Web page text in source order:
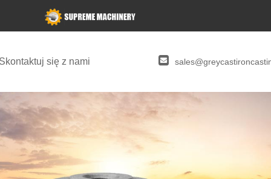
Skontaktuj się z nami